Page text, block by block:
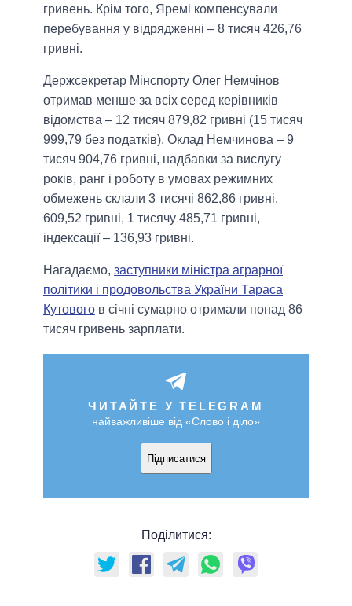
гривень. Крім того, Яремі компенсували
перебування у відрядженні – 8 тисяч 426,76
гривні.
Держсекретар Мінспорту Олег Немчінов
отримав менше за всіх серед керівників
відомства – 12 тисяч 879,82 гривні (15 тисяч
999,79 без податків). Оклад Немчинова – 9
тисяч 904,76 гривні, надбавки за вислугу
років, ранг і роботу в умовах режимних
обмежень склали 3 тисячі 862,86 гривні,
609,52 гривні, 1 тисячу 485,71 гривні,
індексації – 136,93 гривні.
Нагадаємо, заступники міністра аграрної
політики і продовольства України Тараса
Кутового в січні сумарно отримали понад 86
тисяч гривень зарплати.
ЧИТАЙТЕ У TELEGRAM
найважливіше від «Слово і діло»
Підписатися
Поділитися: